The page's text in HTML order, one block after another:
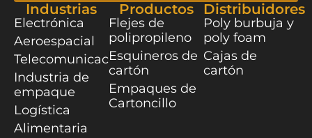
Industrias
Electrónica
Aeroespacial
Telecomunicaciones
Industria de
empaque
Logística
Alimentaria
Productos
Flejes de
polipropileno
Esquineros de
cartón
Empaques de
Cartoncillo
Distribuidores
Poly burbuja y
poly foam
Cajas de
cartón